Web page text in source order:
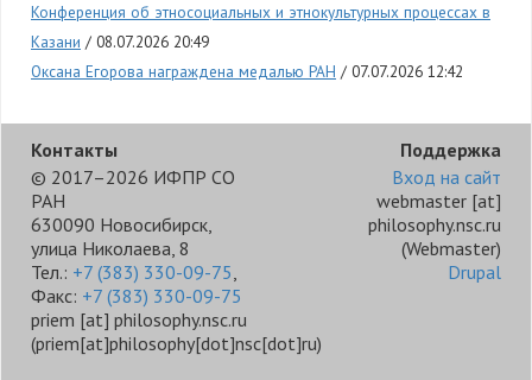
Конференция об этносоциальных и этнокультурных процессах в
Казани
08.07.2026 20:49
Оксана Егорова награждена медалью РАН
07.07.2026 12:42
Контакты
© 2017–2026 ИФПР СО
РАН
630090 Новосибирск,
улица Николаева, 8
Тел.: +7 (383) 330-09-75,
Факс: +7 (383) 330-09-75
priem [at] philosophy.nsc.ru
(priem[at]philosophy[dot]nsc[dot]ru)
Поддержка
Вход на сайт
webmaster [at]
philosophy.nsc.ru
(Webmaster)
Drupal